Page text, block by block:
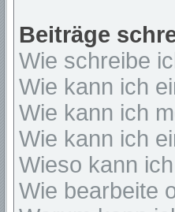
Beiträge
Wie schreibe
Wie kann ich
Wie kann ich
Wie kann ich
Wieso kann
Wie bearbeite